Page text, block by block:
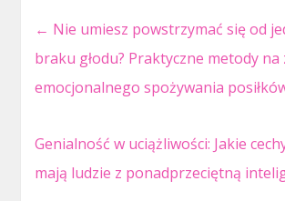
← Nie umiesz powstrzymać się od
braku głodu? Praktyczne metody na
emocjonalnego spożywania
Genialność w uciążliwości: Jakie
mają ludzie z ponadprzeciętną